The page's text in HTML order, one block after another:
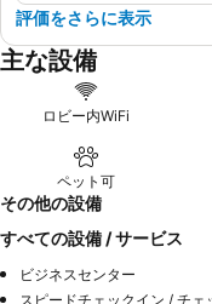
評価をさらに表示
主な設備
ロビー内WiFi
ペット可
その他の設備
すべての設備 / サービス
ビジネスセンター